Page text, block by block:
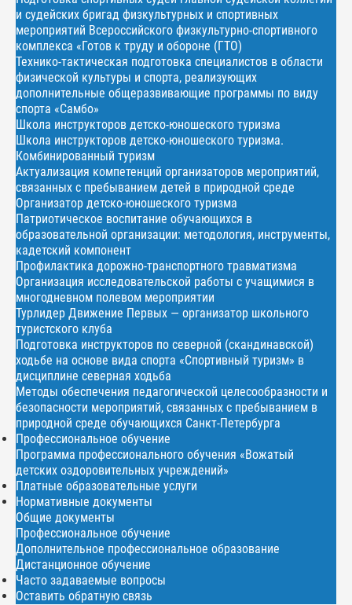
и судейских бригад физкультурных и спортивных
мероприятий Всероссийского физкультурно-спортивного
комплекса «Готов к труду и обороне (ГТО)
Технико-тактическая подготовка специалистов в области
физической культуры и спорта, реализующих
дополнительные общеразвивающие программы по виду
спорта «Самбо»
Школа инструкторов детско-юношеского туризма
Школа инструкторов детско-юношеского туризма.
Комбинированный туризм
Актуализация компетенций организаторов мероприятий,
связанных с пребыванием детей в природной среде
Организатор детско-юношеского туризма
Патриотическое воспитание обучающихся в
образовательной организации: методология, инструменты,
кадетский компонент
Профилактика дорожно-транспортного травматизма
Организация исследовательской работы с учащимися в
многодневном полевом мероприятии
Турлидер Движение Первых — организатор школьного
туристского клуба
Подготовка инструкторов по северной (скандинавской)
ходьбе на основе вида спорта «Спортивный туризм» в
дисциплине северная ходьба
Методы обеспечения педагогической целесообразности и
безопасности мероприятий, связанных с пребыванием в
природной среде обучающихся Санкт-Петербурга
Профессиональное обучение
Программа профессионального обучения «Вожатый
детских оздоровительных учреждений»
Платные образовательные услуги
Нормативные документы
Общие документы
Профессиональное обучение
Дополнительное профессиональное образование
Дистанционное обучение
Часто задаваемые вопросы
Оставить обратную связь